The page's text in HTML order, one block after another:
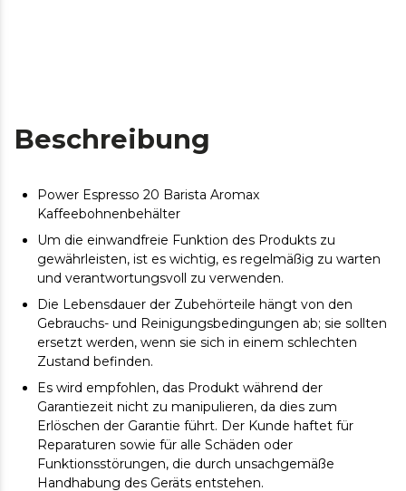
Beschreibung
Power Espresso 20 Barista Aromax
Kaffeebohnenbehälter
Um die einwandfreie Funktion des Produkts zu
gewährleisten, ist es wichtig, es regelmäßig zu warten
und verantwortungsvoll zu verwenden.
Die Lebensdauer der Zubehörteile hängt von den
Gebrauchs- und Reinigungsbedingungen ab; sie sollten
ersetzt werden, wenn sie sich in einem schlechten
Zustand befinden.
Es wird empfohlen, das Produkt während der
Garantiezeit nicht zu manipulieren, da dies zum
Erlöschen der Garantie führt. Der Kunde haftet für
Reparaturen sowie für alle Schäden oder
Funktionsstörungen, die durch unsachgemäße
Handhabung des Geräts entstehen.